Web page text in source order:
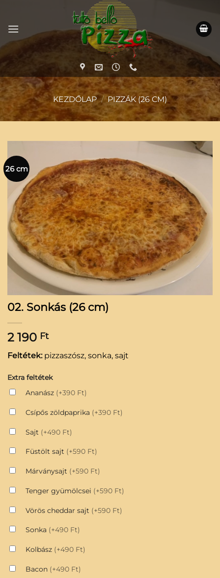
content
KEZDŐLAP / PIZZÁK (26 CM)
26 cm
02. Sonkás (26 cm)
2 190 Ft
Feltétek:pizzaszósz, sonka, sajt
Extra feltétek
Ananász (+390 Ft)
Csípős zöldpaprika (+390 Ft)
Sajt (+490 Ft)
Füstölt sajt (+590 Ft)
Márványsajt (+590 Ft)
Tenger gyümölcsei (+590 Ft)
Vörös cheddar sajt (+590 Ft)
Sonka (+490 Ft)
Kolbász (+490 Ft)
Bacon (+490 Ft)